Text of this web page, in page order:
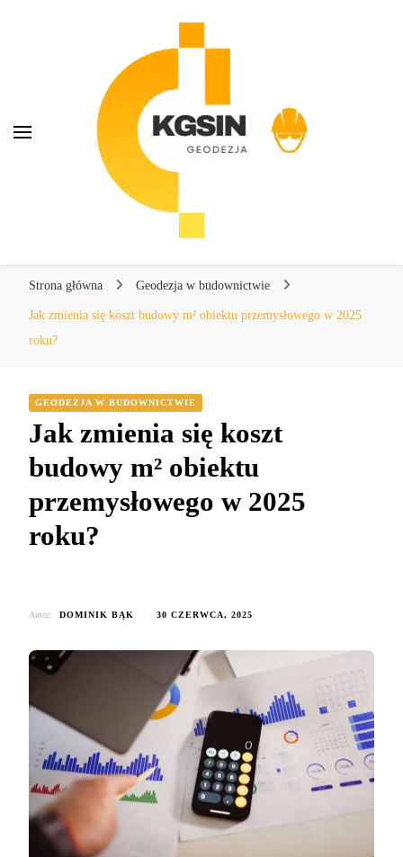
KGSIN Geodezja
Strona główna Geodezja w budownictwie
Jak zmienia się koszt budowy m² obiektu przemysłowego w 2025
roku?
GEODEZJA W BUDOWNICTWIE
Jak zmienia się koszt
budowy m² obiektu
przemysłowego w 2025
roku?
Autor: DOMINIK BĄK 30 CZERWCA, 2025